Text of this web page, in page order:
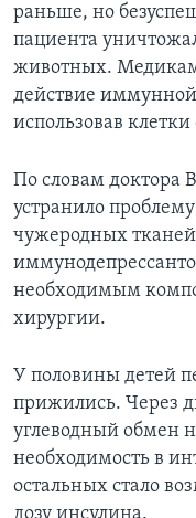
раньше, но
пациента
животных.
действие
использовав
По словам доктора
устранило
чужеродных
необходимым
хирургии.
У половины детей
прижились. Через
углеводный обмен
необходимость в
остальных стало